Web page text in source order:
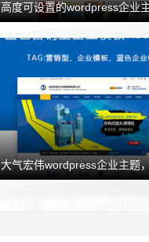
高度可设置的wordpress企业主题
大气宏伟wordpress企业主题，蓝色营销型企业模板